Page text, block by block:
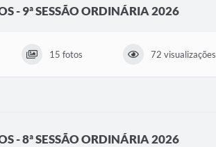
- 9ª SESSÃO ORDINÁRIA 2026
15 fotos 72 visualizações
- 8ª SESSÃO ORDINÁRIA 2026